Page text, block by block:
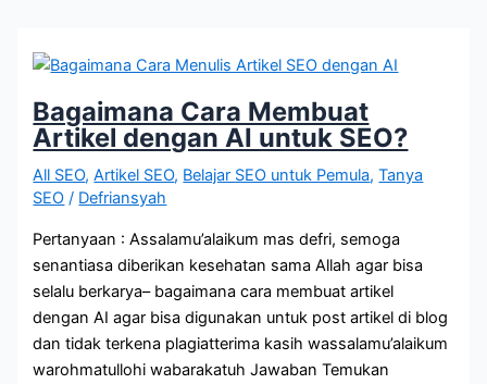
Banyak
Website?
Bagaimana Cara Membuat
Artikel dengan AI untuk SEO?
All SEO,Artikel SEO, Belajar SEO untuk Pemula,Tanya
SEO / Defriansyah
Pertanyaan : Assalamu’alaikum mas defri, semoga
senantiasa diberikan kesehatan sama Allah agar bisa
selalu berkarya– bagaimana cara membuat artikel
dengan AI agar bisa digunakan untuk post artikel di blog
dan tidak terkena plagiatterima kasih wassalamu’alaikum
warohmatullohi wabarakatuh Jawaban Temukan